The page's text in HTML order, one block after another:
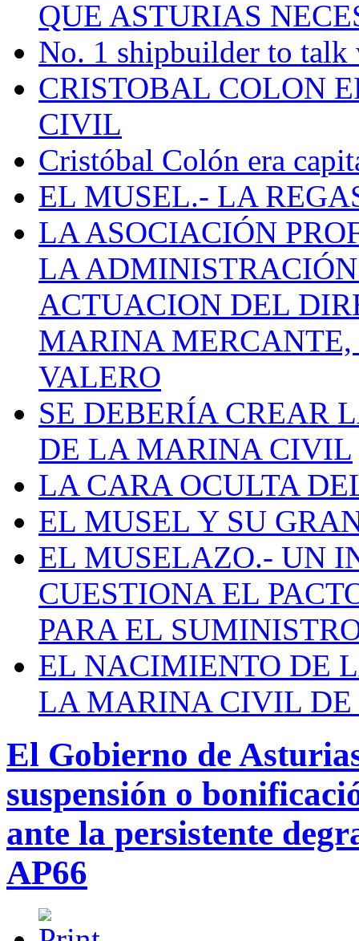
QUE ASTURIAS
No. 1 shipbuilder to talk
CRISTOBAL COLON
CIVIL
Cristóbal Colón era
EL MUSEL.- LA
LA ASOCIACIÓN
LA
ACTUACION DEL
MARINA
VALERO
SE DEBERÍA CREAR
DE LA MARINA CIVIL
LA CARA OCULTA
EL MUSEL Y SU
EL MUSELAZO.- UN
CUESTIONA EL
PARA EL
EL NACIMIENTO DE
LA MARINA CIVIL DE
El Gobierno de
suspensión o
ante la persistente
AP66